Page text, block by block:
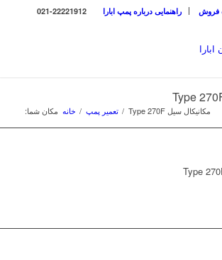
فروش راهنمایی درباره پمپ ابارا 021-22221912
مکان شما: خانه / تعمیر پمپ / مکانیکال سیل Type 270F